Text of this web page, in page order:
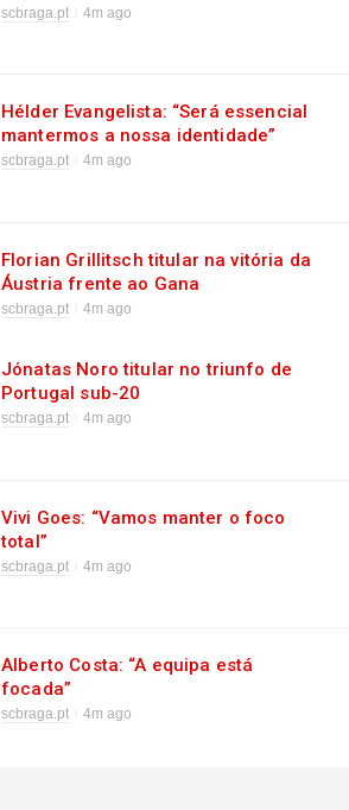
scbraga.pt 4m ago
Hélder Evangelista: “Será essencial
mantermos a nossa identidade”
scbraga.pt 4m ago
Florian Grillitsch titular na vitória da
Áustria frente ao Gana
scbraga.pt 4m ago
Jónatas Noro titular no triunfo de
Portugal sub-20
scbraga.pt 4m ago
Vivi Goes: “Vamos manter o foco
total”
scbraga.pt 4m ago
Alberto Costa: “A equipa está
focada”
scbraga.pt 4m ago